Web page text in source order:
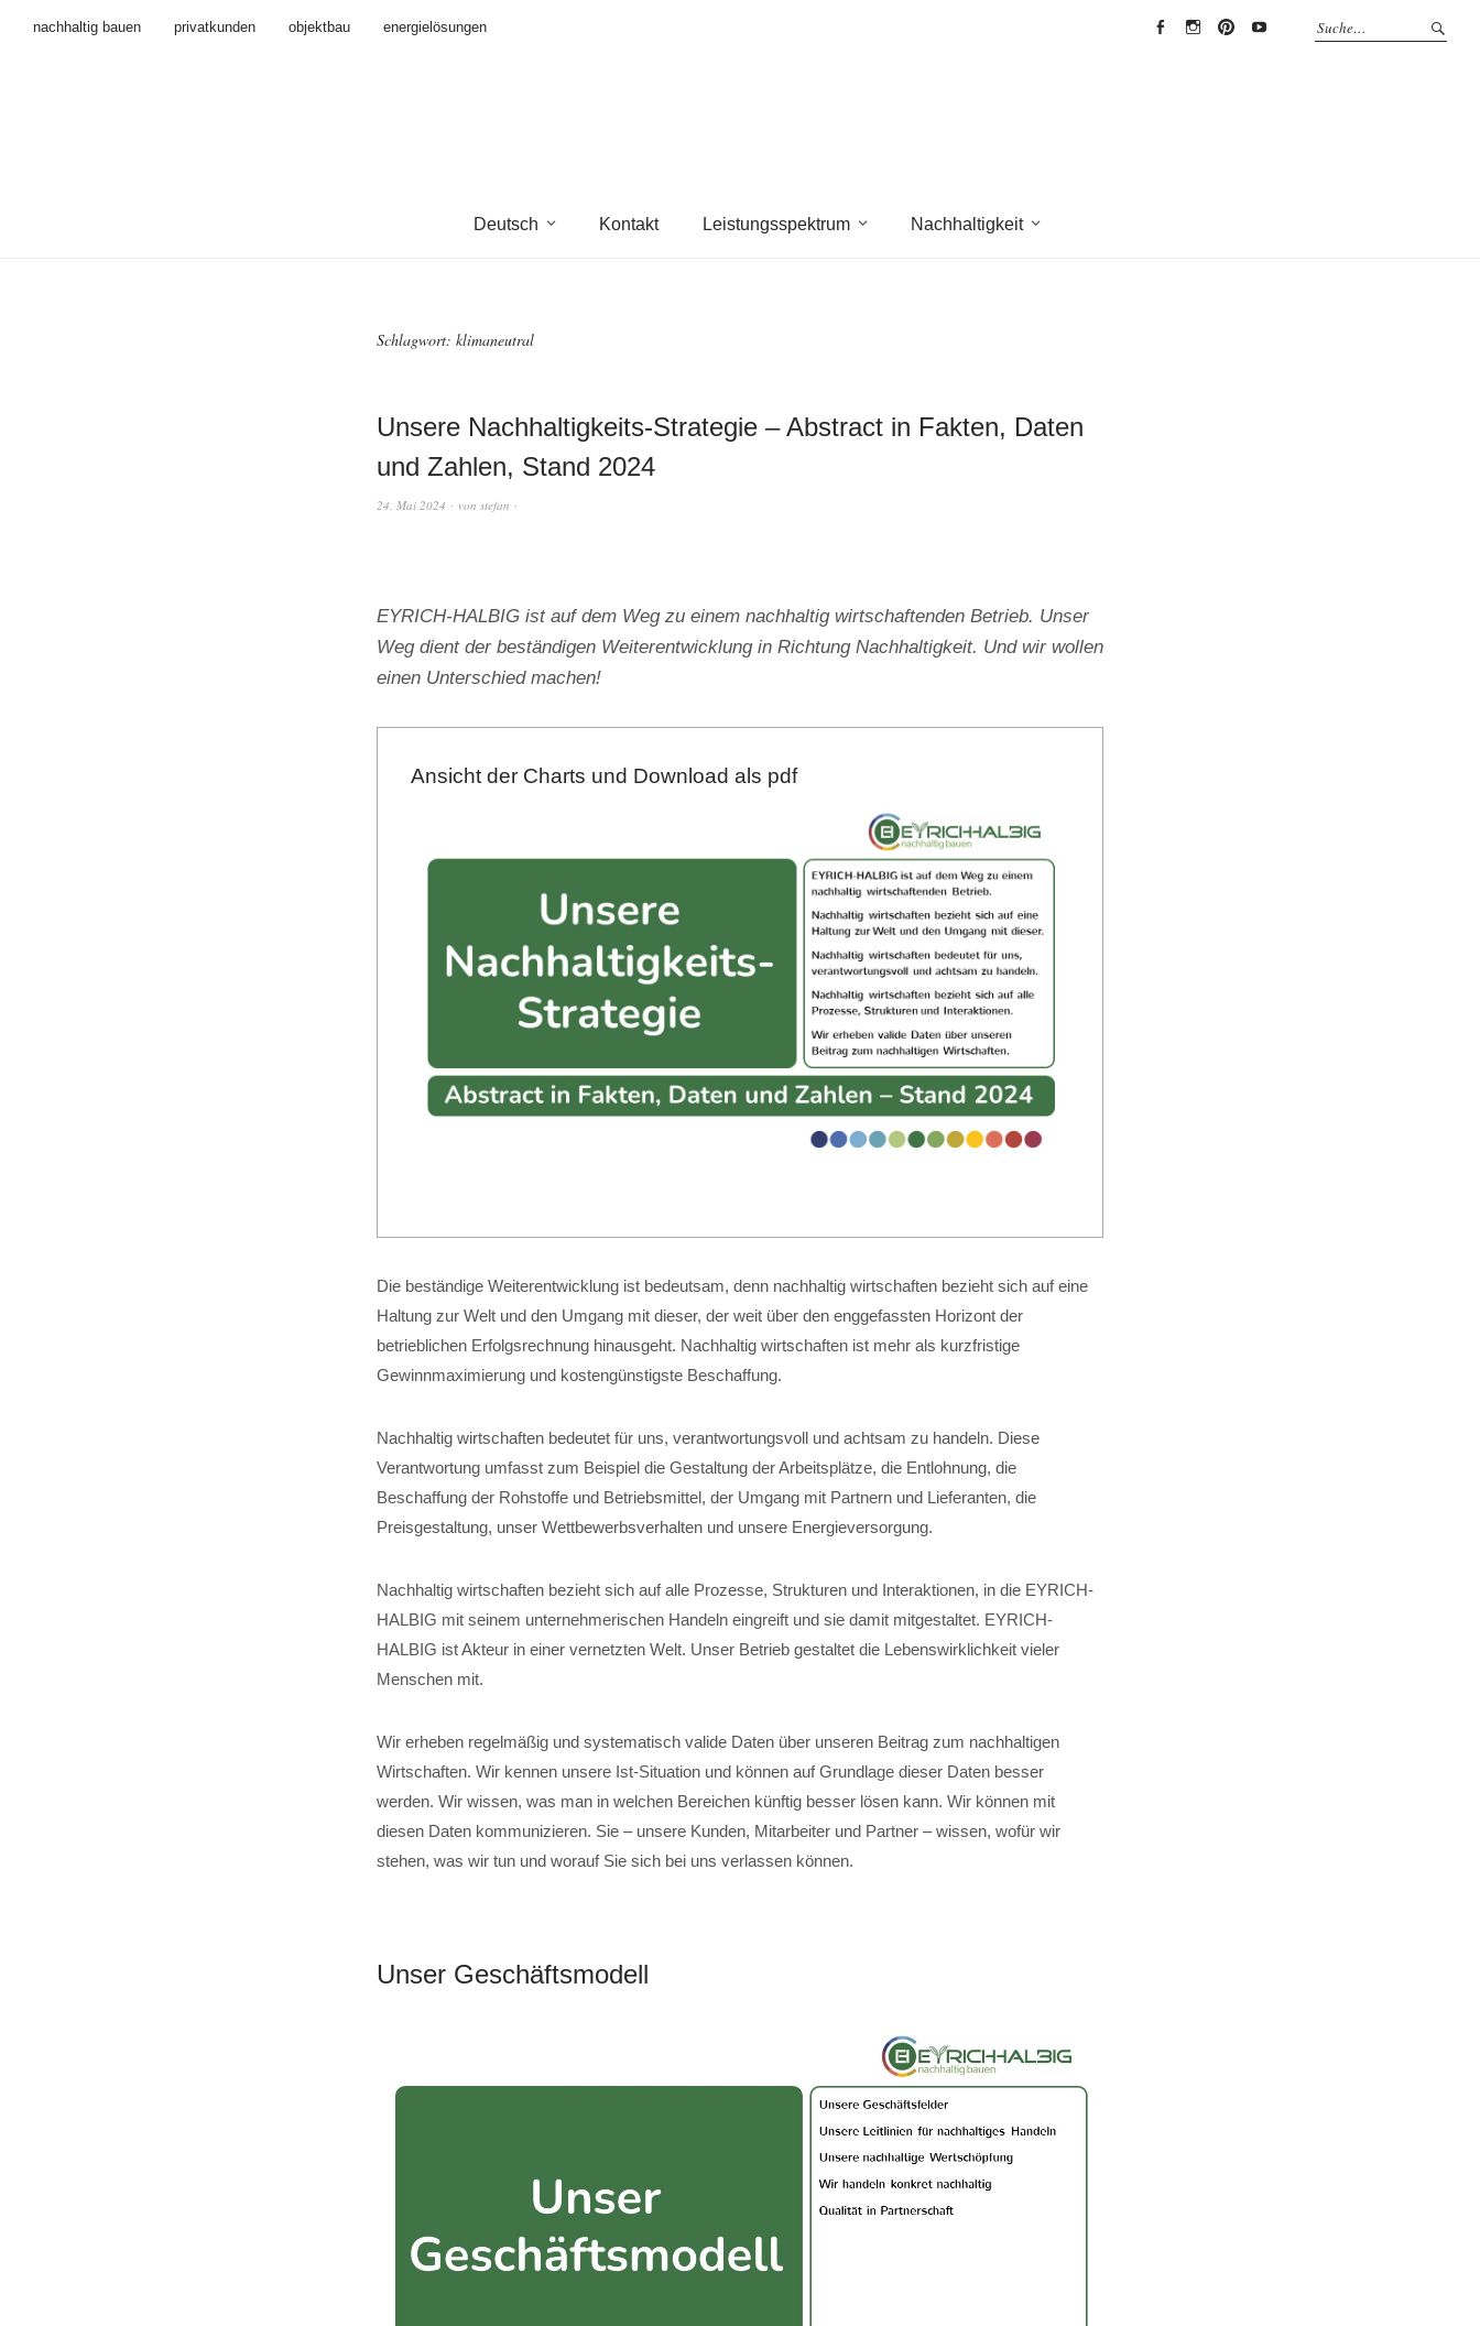
nachhaltig bauen privatkunden objektbau
energielösungen
Deutsch Kontakt Leistungsspektrum Nachhaltigkeit
Schlagwort: klimaneutral
Unsere Nachhaltigkeits-Strategie – Abstract in Fakten, Daten
und Zahlen, Stand 2024
24. Mai 2024 von stefan
EYRICH-HALBIG ist auf dem Weg zu einem nachhaltig wirtschaftenden Betrieb. Unser
Weg dient der beständigen Weiterentwicklung in Richtung Nachhaltigkeit. Und wir wollen
einen Unterschied machen!
Ansicht der Charts und Download als pdf
Die beständige Weiterentwicklung ist bedeutsam, denn nachhaltig wirtschaften bezieht sich auf eine
Haltung zur Welt und den Umgang mit dieser, der weit über den enggefassten Horizont der
betrieblichen Erfolgsrechnung hinausgeht. Nachhaltig wirtschaften ist mehr als kurzfristige
Gewinnmaximierung und kostengünstigste Beschaffung.
Nachhaltig wirtschaften bedeutet für uns, verantwortungsvoll und achtsam zu handeln. Diese
Verantwortung umfasst zum Beispiel die Gestaltung der Arbeitsplätze, die Entlohnung, die
Beschaffung der Rohstoffe und Betriebsmittel, der Umgang mit Partnern und Lieferanten, die
Preisgestaltung, unser Wettbewerbsverhalten und unsere Energieversorgung.
Nachhaltig wirtschaften bezieht sich auf alle Prozesse, Strukturen und Interaktionen, in die EYRICH-
HALBIG mit seinem unternehmerischen Handeln eingreift und sie damit mitgestaltet. EYRICH-
HALBIG ist Akteur in einer vernetzten Welt. Unser Betrieb gestaltet die Lebenswirklichkeit vieler
Menschen mit.
Wir erheben regelmäßig und systematisch valide Daten über unseren Beitrag zum nachhaltigen
Wirtschaften. Wir kennen unsere Ist-Situation und können auf Grundlage dieser Daten besser
werden. Wir wissen, was man in welchen Bereichen künftig besser lösen kann. Wir können mit
diesen Daten kommunizieren. Sie – unsere Kunden, Mitarbeiter und Partner – wissen, wofür wir
stehen, was wir tun und worauf Sie sich bei uns verlassen können.
Unser Geschäftsmodell